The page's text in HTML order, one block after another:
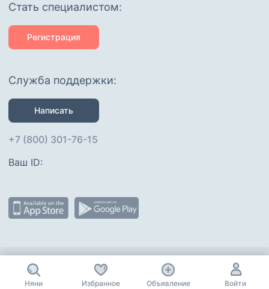
Cтать специалистом:
Регистрация
Служба поддержки:
Написать
+7 (800) 301-76-15
Ваш ID:
Присоединяйтесь :
Няни Избранное Объявление Войти